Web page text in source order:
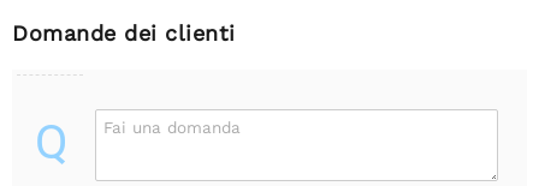
Domande dei clienti
Q Fai una domanda